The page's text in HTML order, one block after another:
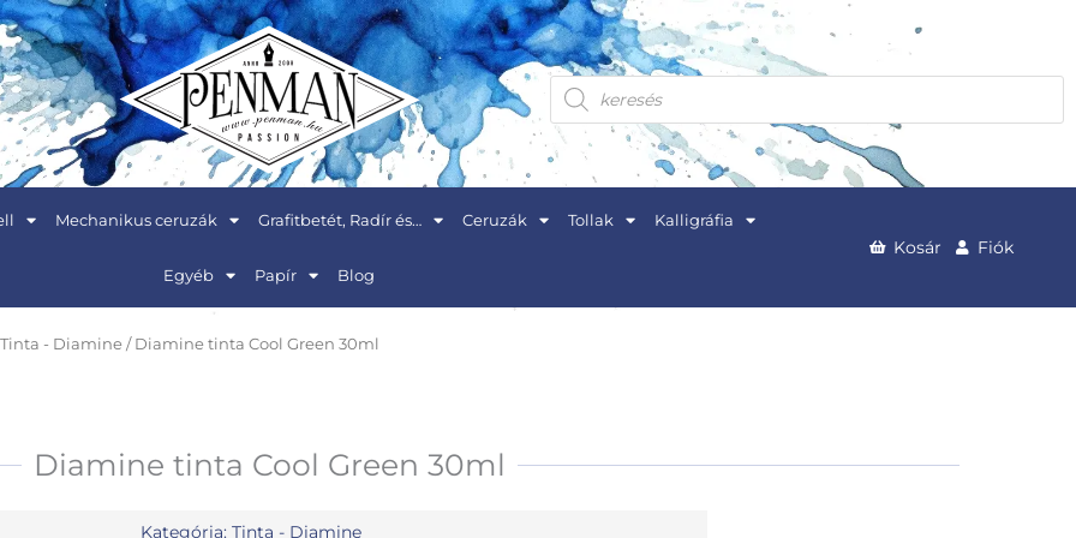
Products
search
Mechanikus ceruzák Grafitbetét, Radír és… Ceruzák Tollak Kalligráfia
Egyéb Papír Blog
Kosár Fiók
Tinta - Diamine / Diamine tinta Cool Green 30ml
Diamine tinta Cool Green 30ml
Kategória: Tinta - Diamine